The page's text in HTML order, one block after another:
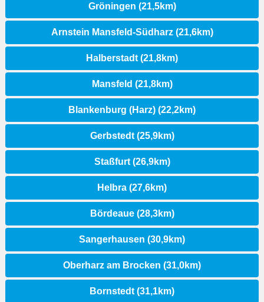
Gröningen (21,5km)
Arnstein Mansfeld-Südharz (21,6km)
Halberstadt (21,8km)
Mansfeld (21,8km)
Blankenburg (Harz) (22,2km)
Gerbstedt (25,9km)
Staßfurt (26,9km)
Helbra (27,6km)
Bördeaue (28,3km)
Sangerhausen (30,9km)
Oberharz am Brocken (31,0km)
Bornstedt (31,1km)